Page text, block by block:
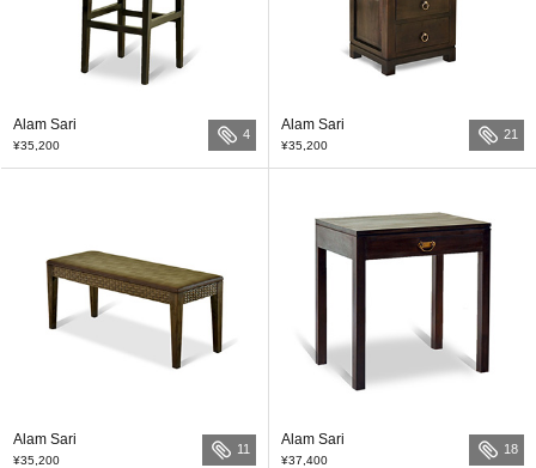
Alam Sari
¥35,200
4
Alam Sari
¥35,200
21
Alam Sari
¥35,200
11
Alam Sari
¥37,400
18